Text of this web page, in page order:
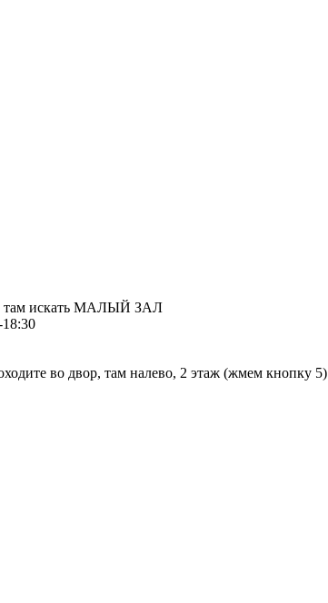
там искать МАЛЫЙ ЗАЛ
во двор, там налево, 2 этаж (жмем кнопку 5)